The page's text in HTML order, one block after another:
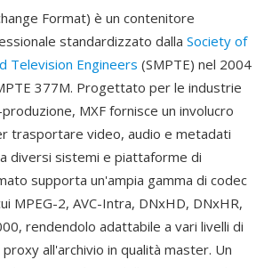
Format) è un contenitore
standardizzato dalla Society of
Television Engineers (SMPTE) nel 2004
377M. Progettato per le industrie
MXF fornisce un involucro
trasportare video, audio e metadati
diversi sistemi e piattaforme di
supporta un'ampia gamma di codec
MPEG-2, AVC-Intra, DNxHD, DNxHR,
rendendolo adattabile a vari livelli di
all'archivio in qualità master. Un